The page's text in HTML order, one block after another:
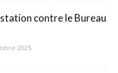
contre le Bureau
2025